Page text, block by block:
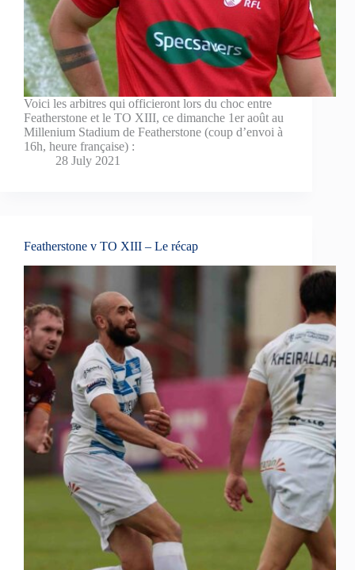
Voici les arbitres qui officieront lors du choc entre
Featherstone et le TO XIII, ce dimanche 1er août au
Millenium Stadium de Featherstone (coup d’envoi à
16h, heure française) :
28 July 2021
Featherstone v TO XIII – Le récap